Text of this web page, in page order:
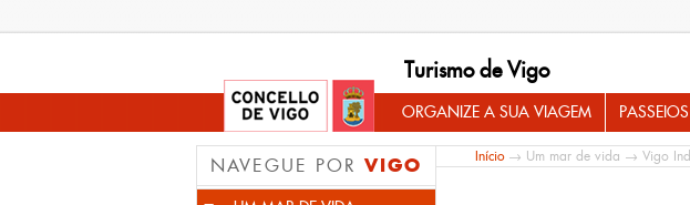
Turismo de Vigo
ORGANIZE A SUA VIAGEM
NAVEGUE POR VIGO Início→ Um mar de vida → Vigo